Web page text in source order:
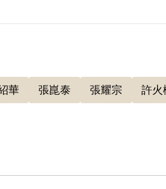
府而著手實行」判處死刑，褫
觸共產黨人士，即死於非命。
，她自認對夫家感到愧疚。此
華 張崑泰 張耀宗 許火